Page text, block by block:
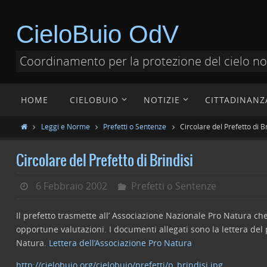
CieloBuio OdV
Coordinamento per la protezione del cielo
HOME CIELOBUIO NOTIZIE
Leggi e Norme Prefetti o Sentenze Circolare del Prefetto di
Circolare del Prefetto di Brindisi
6 Febbraio 2002 Prefetti o Sentenze
Il prefetto trasmette all’ Associazione Nazionale Pro Natura
opportune valutazioni. I documenti allegati sono la lettera
Natura. Lettera dell’Associazione Pro Natura